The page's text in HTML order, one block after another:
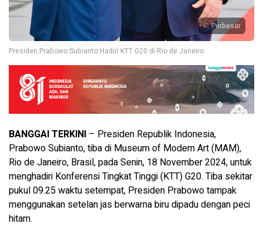
Perbesar
Presiden Prabowo Subianto Hadiri KTT G20 di Rio de Janeiro
BANGGAI TERKINI – Presiden Republik Indonesia,
Prabowo Subianto, tiba di Museum of Modern Art (MAM),
Rio de Janeiro, Brasil, pada Senin, 18 November 2024, untuk
menghadiri Konferensi Tingkat Tinggi (KTT) G20. Tiba sekitar
pukul 09.25 waktu setempat, Presiden Prabowo tampak
menggunakan setelan jas berwarna biru dipadu dengan peci
hitam.